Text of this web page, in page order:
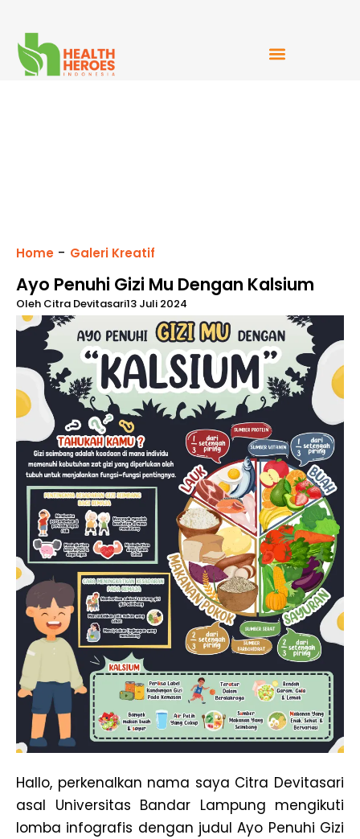
Home - Galeri Kreatif
Ayo Penuhi Gizi Mu Dengan Kalsium
Oleh Citra Devitasari13 Juli 2024
Hallo, perkenalkan nama saya Citra Devitasari
asal Universitas Bandar Lampung mengikuti
lomba infografis dengan judul Ayo Penuhi Gizi